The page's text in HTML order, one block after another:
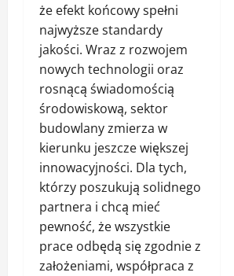
że efekt końcowy spełni
najwyższe standardy
jakości. Wraz z rozwojem
nowych technologii oraz
rosnącą świadomością
środowiskową, sektor
budowlany zmierza w
kierunku jeszcze większej
innowacyjności. Dla tych,
którzy poszukują solidnego
partnera i chcą mieć
pewność, że wszystkie
prace odbędą się zgodnie z
założeniami, współpraca z